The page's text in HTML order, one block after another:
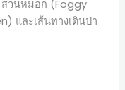
สวนหมอก (Foggy
และเส้นทางเดินป่า